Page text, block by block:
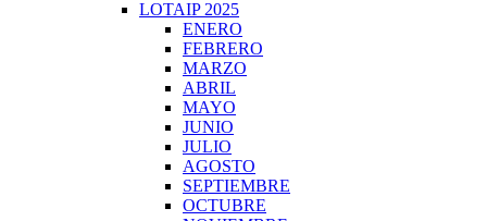
LOTAIP 2025
ENERO
FEBRERO
MARZO
ABRIL
MAYO
JUNIO
JULIO
AGOSTO
SEPTIEMBRE
OCTUBRE